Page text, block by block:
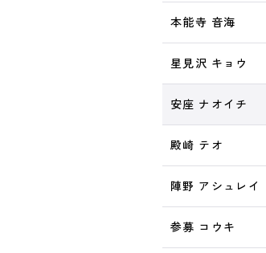
本能寺 音海
星見沢 キョウ
安座 ナオイチ
殿崎 テオ
陣野 アシュレイ
参募 コウキ